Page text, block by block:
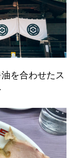
を合わせたス